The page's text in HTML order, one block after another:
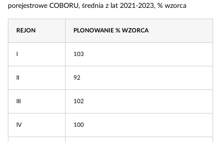
porejestrowe COBORU, średnia z lat 2021-2023, % wzorca
REJON PLONOWANIE % WZORCA
I 103
II 92
III 102
IV 100